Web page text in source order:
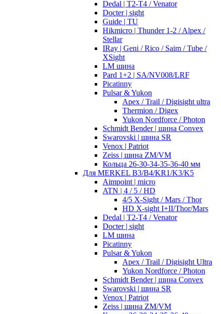
Dedal | T2-T4 / Venator
Docter | sight
Guide | TU
Hikmicro | Thunder 1-2 / Alpex /
Stellar
IRay | Geni / Rico / Saim / Tube /
XSight
LM шина
Pard 1+2 | SA/NV008/LRF
Picatinny
Pulsar & Yukon
Apex / Trail / Digisight ultra
Thermion / Digex
Yukon Nordforce / Photon
Schmidt Bender | шина Convex
Swarovski | шина SR
Venox | Patriot
Zeiss | шина ZM/VM
Кольца 26-30-34-35-36-40 мм
Для MERKEL B3/B4/KR1/K3/K5
Aimpoint | micro
ATN | 4 / 5 / HD
4/5 X-Sight / Mars / Thor
HD X-sight I+II/Thor/Mars
Dedal | T2-T4 / Venator
Docter | sight
LM шина
Picatinny
Pulsar & Yukon
Apex / Trail / Digisight Ultra
Yukon Nordforce / Photon
Schmidt Bender | шина Convex
Swarovski | шина SR
Venox | Patriot
Zeiss | шина ZM/VM